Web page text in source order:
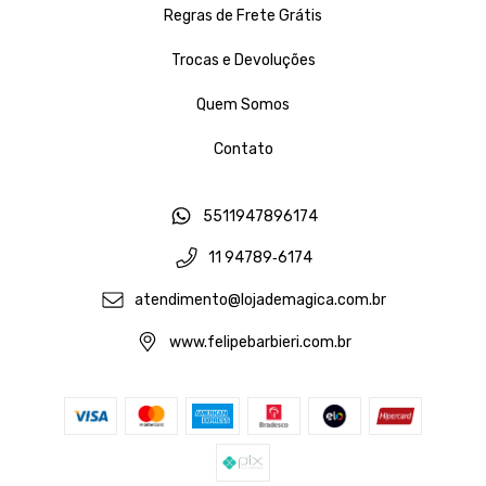
Regras de Frete Grátis
Trocas e Devoluções
Quem Somos
Contato
5511947896174
11 94789‑6174‬
atendimento@lojademagica.com.br
www.felipebarbieri.com.br